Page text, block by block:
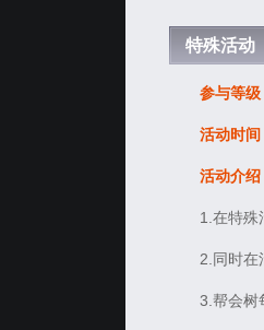
特殊活动
参与等级
活动时间
活动介绍
1.在特殊
2.同时在活
3.帮会树每